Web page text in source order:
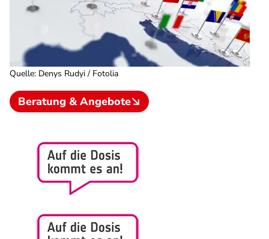
Quelle: Denys Rudyi / Fotolia
Beratung & Angebote